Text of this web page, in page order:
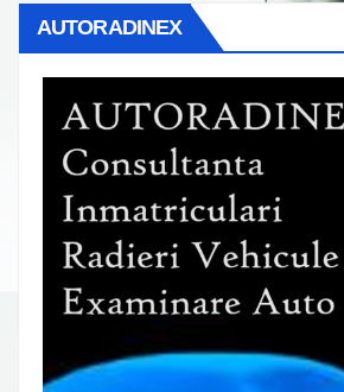
AUTORADINEX